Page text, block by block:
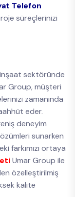
Telefon
süreçlerinizi
sektöründe
Group, müşteri
zamanında
eder.
deneyim
sunarken
farkımızı ortaya
Umar Group ile
özelleştirilmiş
kalite